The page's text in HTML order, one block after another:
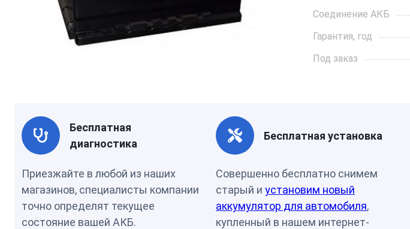
Соединение АКБ
Гарантия, год
Под заказ
Бесплатная
диагностика
Приезжайте в любой из наших
магазинов, специалисты компании
точно определят текущее
состояние вашей АКБ.
Бесплатная установка
Совершенно бесплатно снимем
старый и установим новый
аккумулятор для автомобиля,
купленный в нашем интернет-